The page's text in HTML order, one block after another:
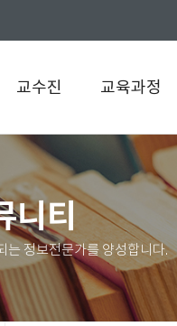
교수진 교육과정
니티